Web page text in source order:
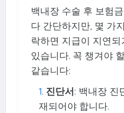
백내장 수술 후 보험
다 간단하지만, 몇 가
락하면 지급이 지연
있습니다. 꼭 챙겨야
같습니다:
진단서: 백내장 진
재되어야 합니다.